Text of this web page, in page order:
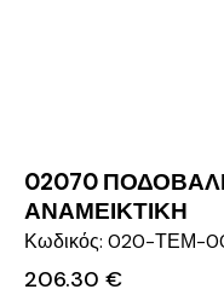
02070
ΑΝΑΜΕΙΚΤΙΚΗ
Κωδικός: 020-ΤΕΜ-
206.30 €